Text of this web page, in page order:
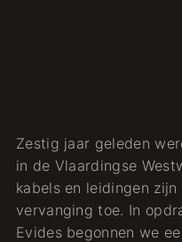
Zestig jaar geleden
in de Vlaardingse
kabels en leidingen
vervanging toe. In
Evides begonnen we